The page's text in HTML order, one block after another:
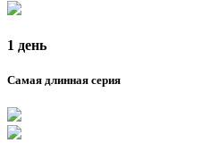
1 день
Самая длинная серия